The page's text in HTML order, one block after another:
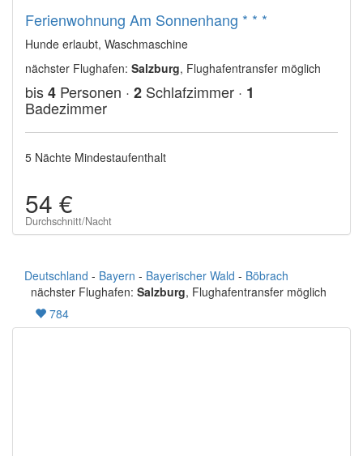
Ferienwohnung Am Sonnenhang * * *
Hunde erlaubt, Waschmaschine
nächster Flughafen: Salzburg, Flughafentransfer möglich
bis4 Personen · 2 Schlafzimmer · 1
Badezimmer
5 Nächte Mindestaufenthalt
54 €
Durchschnitt/Nacht
Deutschland - Bayern - Bayerischer Wald - Böbrach
nächster Flughafen: Salzburg, Flughafentransfer möglich
784